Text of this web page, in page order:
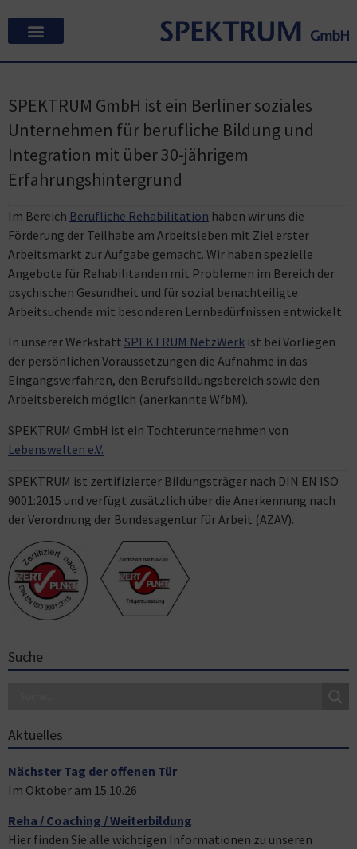
SPEKTRUM GmbH ist ein Berliner soziales
Unternehmen für berufliche Bildung und
Integration mit über 30-jährigem
Erfahrungshintergrund
Im Bereich Berufliche Rehabilitation haben wir uns die
Förderung der Teilhabe am Arbeitsleben mit Ziel erster
Arbeitsmarkt zur Aufgabe gemacht. Wir haben spezielle
Angebote für Rehabilitanden mit Problemen im Bereich der
psychischen Gesundheit und für sozial benachteiligte
Arbeitsuchende mit besonderen Lernbedürfnissen entwickelt.
In unserer Werkstatt SPEKTRUM NetzWerk ist bei Vorliegen
der persönlichen Voraussetzungen die Aufnahme in das
Eingangsverfahren, den Berufsbildungsbereich sowie den
Arbeitsbereich möglich (anerkannte WfbM).
SPEKTRUM GmbH ist ein Tochterunternehmen von
Lebenswelten e.V.
SPEKTRUM ist zertifizierter Bildungsträger nach DIN EN ISO
9001:2015 und verfügt zusätzlich über die Anerkennung nach
der Verordnung der Bundesagentur für Arbeit (AZAV).
Suche
Aktuelles
Nächster Tag der offenen Tür
Im Oktober am 15.10.26
Reha / Coaching / Weiterbildung
Hier finden Sie alle wichtigen Informationen zu unseren